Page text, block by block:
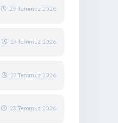
29 Temmuz 2026
27 Temmuz 2026
27 Temmuz 2026
23 Temmuz 2026